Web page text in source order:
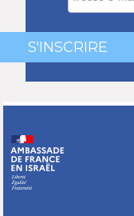
S'INSCRIRE